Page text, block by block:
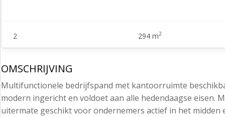
Kantoorruimte/showroom begane grond: circa 146 m2
Kantoorruimte eerste verdieping: circa 148 m2
Parkeren
2 294 m2
OMSCHRIJVING
Multifunctionele bedrijfspand met kantoorruimte
modern ingericht en voldoet aan alle hedendaagse eisen.
uitermate geschikt voor ondernemers actief in het midden